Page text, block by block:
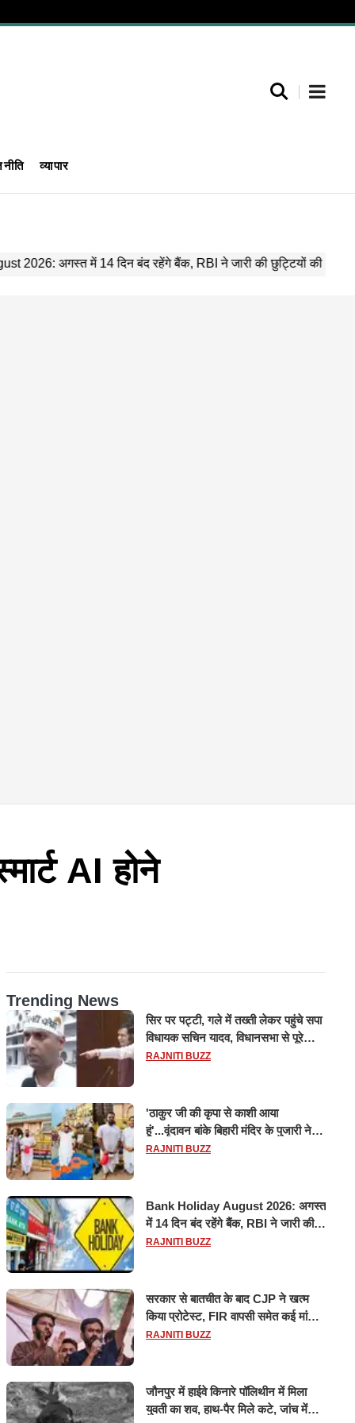
व्यापार
AI होने
Trending News
सिर पर पट्टी, गले में तख्ती लेकर पहुंचे सपा
विधायक सचिन यादव, विधानसभा से पूरे
मानसून सत्र के लिए किया गया निलंबित
RAJNITI BUZZ
'ठाकुर जी की कृपा से काशी आया
हूं'...वृंदावन बांके बिहारी मंदिर के पुजारी ने
किया श्री काशी विश्वनाथ का जलाभिषेक
RAJNITI BUZZ
Bank Holiday August 2026: अगस्त
में 14 दिन बंद रहेंगे बैंक, RBI ने जारी की
छुट्टियों की लिस्ट​​​​​​​
RAJNITI BUZZ
सरकार से बातचीत के बाद CJP ने खत्म
किया प्रोटेस्ट, FIR वापसी समेत कई मांगों
पर बनी सहमति
RAJNITI BUZZ
जौनपुर में हाईवे किनारे पॉलिथीन में मिला
युवती का शव, हाथ-पैर मिले कटे, जांच में